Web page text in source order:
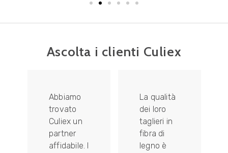
Ascolta i clienti Culiex
Abbiamo
trovato
Culiex un
partner
affidabile. I
La qualità
dei loro
taglieri in
fibra di
legno è